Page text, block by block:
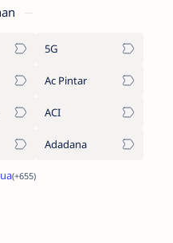
5G
Ac Pintar
ACI
Adadana